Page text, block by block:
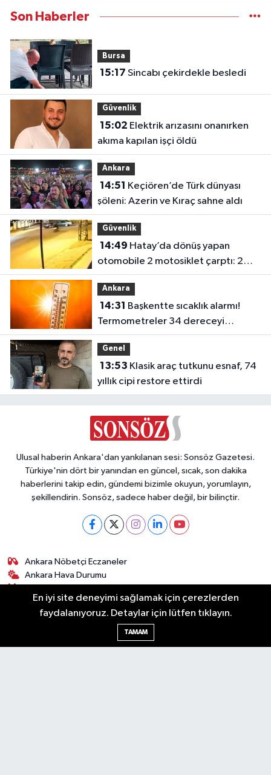
Son Haberler
Bursa
15:17 Sincabı çekirdekle besledi
Güvenlik
15:02
akıma kapılan işçi öldü
Ankara
14:51
şöleni: Azerin ve Kıraç sahne aldı
Güvenlik
14:49
otomobile 2 motosiklet çarptı: 2
yaralı
Ankara
14:31
Termometreler 34 dereceyi
görecek
Genel
13:53
yıllık cipi restore ettirdi
Ulusal haberin Ankara'dan yankılanan sesi: Sonsöz Gazetesi.
Türkiye'nin dört bir yanından en güncel, sıcak, son dakika
haberlerini takip edin, gündemi bizimle okuyun, yorumlayın,
şekillendirin. Sonsöz, sadece haber değil, bir bilinçtir.
Ankara Nöbetçi Eczaneler
Ankara Hava Durumu
Ankara Trafik Yoğunluk Haritası
Puan Durumu ve Fikstür
En iyi site deneyimi sağlamak için çerezlerden
faydalanıyoruz. Detaylar için lütfen tıklayın.
TAMAM